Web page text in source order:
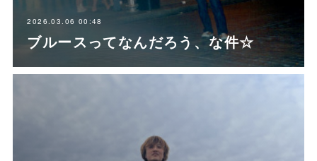
2026.03.06 00:48
ブルースってなんだろう、な件☆